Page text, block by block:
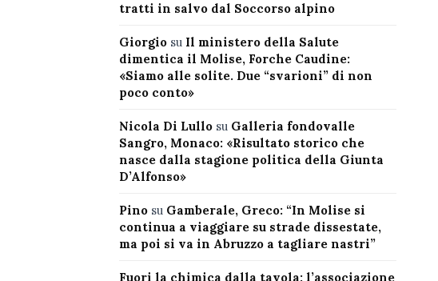
tratti in salvo dal Soccorso alpino
Giorgiosu Il ministero della Salute
dimentica il Molise, Forche Caudine:
«Siamo alle solite. Due “svarioni” di non
poco conto»
Nicola Di Lullosu Galleria fondovalle
Sangro, Monaco: «Risultato storico che
nasce dalla stagione politica della Giunta
D’Alfonso»
Pinosu Gamberale, Greco: “In Molise si
continua a viaggiare su strade dissestate,
ma poi si va in Abruzzo a tagliare nastri”
Fuori la chimica dalla tavola: l’associazione